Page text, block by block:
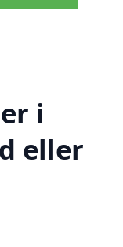
i
eller